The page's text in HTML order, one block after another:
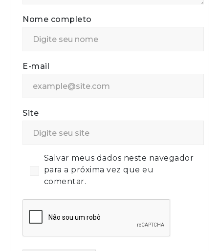
Nome completo
E-mail
Site
Salvar meus dados neste navegador
para a próxima vez que eu
comentar.